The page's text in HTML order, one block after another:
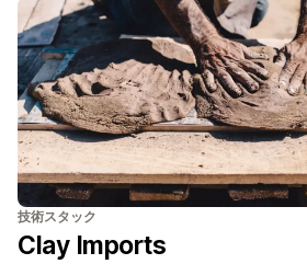
技術スタック
Clay Imports